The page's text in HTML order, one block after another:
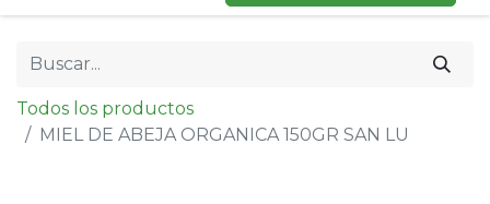
Todos los productos
MIEL DE ABEJA ORGANICA 150GR SAN LU